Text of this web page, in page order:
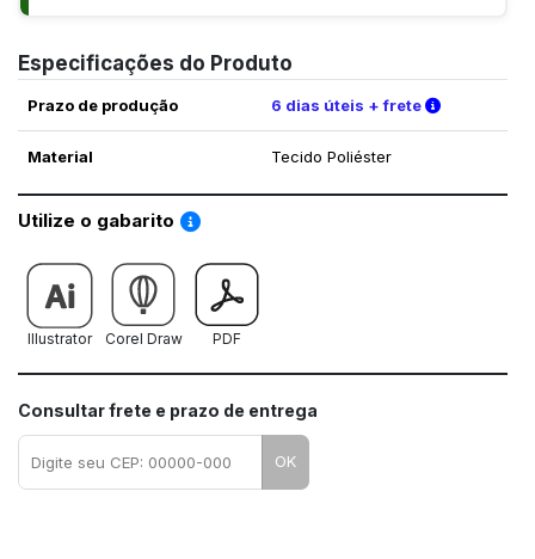
Especificações do Produto
Prazo de produção 6 dias úteis + frete Verifique
Material Tecido Poliéster
Utilize o gabarito Saiba como utilizar os nossos gabaritos
Illustrator Corel Draw PDF
Consultar frete e prazo de entrega
OK